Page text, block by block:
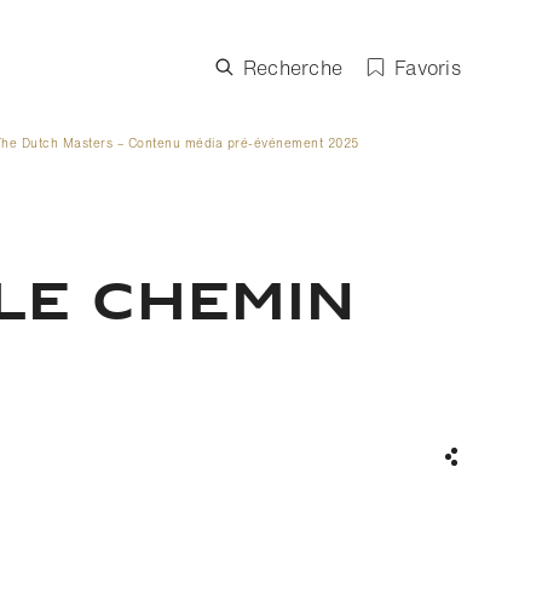
Recherche Favoris
Dutch Masters – Contenu média pré-événement 2025
CHEMIN